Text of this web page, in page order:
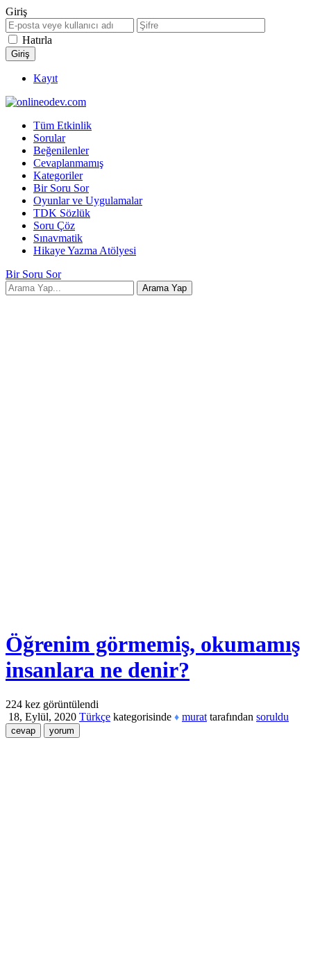
Giriş
Hatırla
Kayıt
Tüm Etkinlik
Sorular
Beğenilenler
Cevaplanmamış
Kategoriler
Bir Soru Sor
Oyunlar ve Uygulamalar
TDK Sözlük
Soru Çöz
Sınavmatik
Hikaye Yazma Atölyesi
Bir Soru Sor
Öğrenim görmemiş, okumamış
insanlara ne denir?
224 kez görüntülendi
18, Eylül, 2020 Türkçe kategorisinde ♦ murat tarafından soruldu